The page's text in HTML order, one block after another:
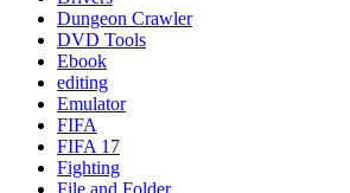
Dungeon Crawler
DVD Tools
Ebook
editing
Emulator
FIFA
FIFA 17
Fighting
File and Folder